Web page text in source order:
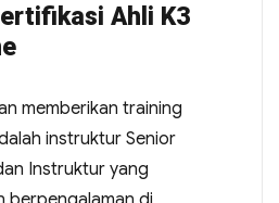
Ahli K3
memberikan training
instruktur Senior
Instruktur yang